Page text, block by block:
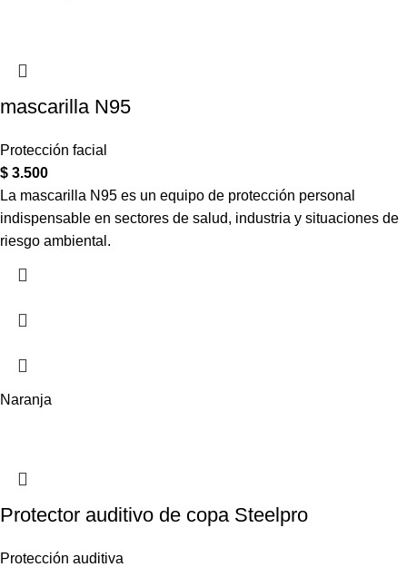
mascarilla N95
Protección facial
$ 3.500
La mascarilla N95 es un equipo de protección personal
indispensable en sectores de salud, industria y situaciones de
riesgo ambiental.
Naranja
Protector auditivo de copa Steelpro
Protección auditiva